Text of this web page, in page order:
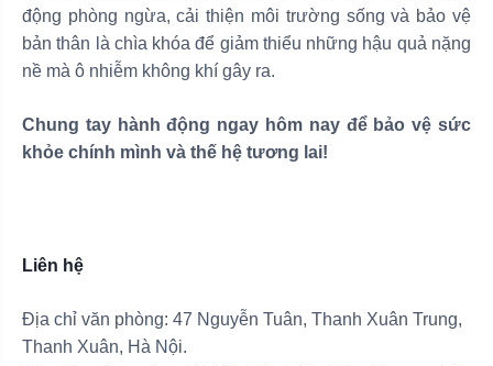
động phòng ngừa, cải thiện môi trường sống và bảo vệ
bản thân là chìa khóa để giảm thiểu những hậu quả nặng
nề mà ô nhiễm không khí gây ra.
Chung tay hành động ngay hôm nay để bảo vệ sức
khỏe chính mình và thế hệ tương lai!
Liên hệ
Địa chỉ văn phòng: 47 Nguyễn Tuân, Thanh Xuân Trung,
Thanh Xuân, Hà Nội.